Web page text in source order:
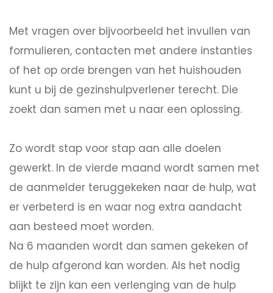
Met vragen over bijvoorbeeld het invullen van
formulieren, contacten met andere instanties
of het op orde brengen van het huishouden
kunt u bij de gezinshulpverlener terecht. Die
zoekt dan samen met u naar een oplossing.
Zo wordt stap voor stap aan alle doelen
gewerkt. In de vierde maand wordt samen met
de aanmelder teruggekeken naar de hulp, wat
er verbeterd is en waar nog extra aandacht
aan besteed moet worden.
Na 6 maanden wordt dan samen gekeken of
de hulp afgerond kan worden. Als het nodig
blijkt te zijn kan een verlenging van de hulp